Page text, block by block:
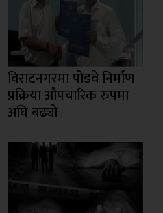
विराटनगरमा पोडवे निर्माण
प्रक्रिया औपचारिक रुपमा
अघि बढ्यो